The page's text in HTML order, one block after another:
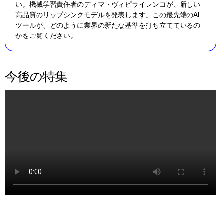
い。機械学習責任者のディマ・ヴィピライレンコが、新しい
高品質のリップシンクモデルを発表します。この最先端のAI
ツールが、どのように業界の新たな基準を打ち立てているの
かをご覧ください。
今後の特集